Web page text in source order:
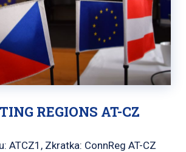
REGIONS AT-CZ
ATCZ1, Zkratka: ConnReg AT-CZ